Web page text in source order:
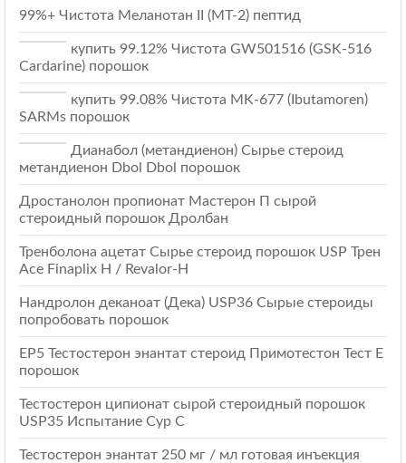
99%+ Чистота Меланотан II (МТ-2) пептид
купить 99.12% Чистота GW501516 (GSK-516
Cardarine) порошок
купить 99.08% Чистота MK-677 (Ibutamoren)
SARMs порошок
Дианабол (метандиенон) Сырье стероид
метандиенон Dbol Dbol порошок
Дростанолон пропионат Мастерон П сырой
стероидный порошок Дролбан
Тренболона ацетат Сырье стероид порошок USP Трен
Ace Finaplix H / Revalor-Н
Нандролон деканоат (Дека) USP36 Сырые стероиды
попробовать порошок
EP5 Тестостерон энантат стероид Примотестон Тест Е
порошок
Тестостерон ципионат сырой стероидный порошок
USP35 Испытание Cyp C
Тестостерон энантат 250 мг / мл готовая инъекция